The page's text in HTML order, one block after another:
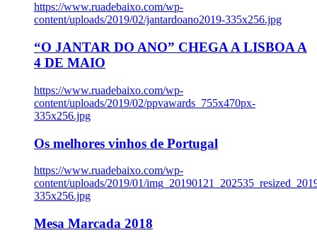
https://www.ruadebaixo.com/wp-
content/uploads/2019/02/jantardoano2019-335x256.jpg
“O JANTAR DO ANO” CHEGA A LISBOA A
4 DE MAIO
https://www.ruadebaixo.com/wp-
content/uploads/2019/02/ppvawards_755x470px-
335x256.jpg
Os melhores vinhos de Portugal
https://www.ruadebaixo.com/wp-
content/uploads/2019/01/
335x256.jpg
Mesa Marcada 2018